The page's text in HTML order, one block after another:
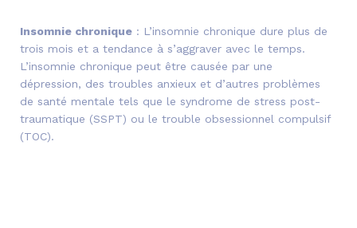
Insomnie chronique : L’insomnie chronique dure plus de
trois mois et a tendance à s’aggraver avec le temps.
L’insomnie chronique peut être causée par une
dépression, des troubles anxieux et d’autres problèmes
de santé mentale tels que le syndrome de stress post-
traumatique (SSPT) ou le trouble obsessionnel compulsif
(TOC).